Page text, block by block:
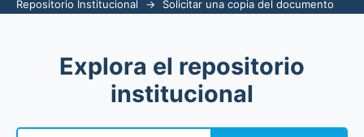
Repositorio Institucional → Solicitar una copia del documento
Explora el repositorio
institucional